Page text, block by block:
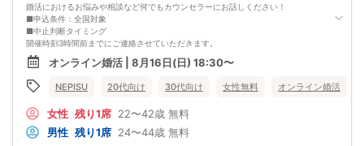
婚活におけるお悩みや相談など何でもカウンセラーにお話しください！
■申込条件：全国対象
■中止判断タイミング
開催時刻3時間前までにご連絡させていただきます。
■注意事項
・キャンセルされる場合は、オミカレのメッセージ機能から必ずご連絡下さい。
・セミナー当日、セミナーの進行をスムーズに行う為、スタッフの指示に従って
ください。
・悪質な場合は今後一切弊社のイベントに参加できなくなる可能性があります。
・弊社ではセミナー中やセミナー終了後発生したトラブルには一切関与いたしま
せん。
オンライン婚活 | 8月16日(日) 18:30〜
NEPISU 20代向け 30代向け 女性無料 オンライン婚活
女性 残り1席 22〜42歳 無料
男性 残り1席 24〜44歳 無料